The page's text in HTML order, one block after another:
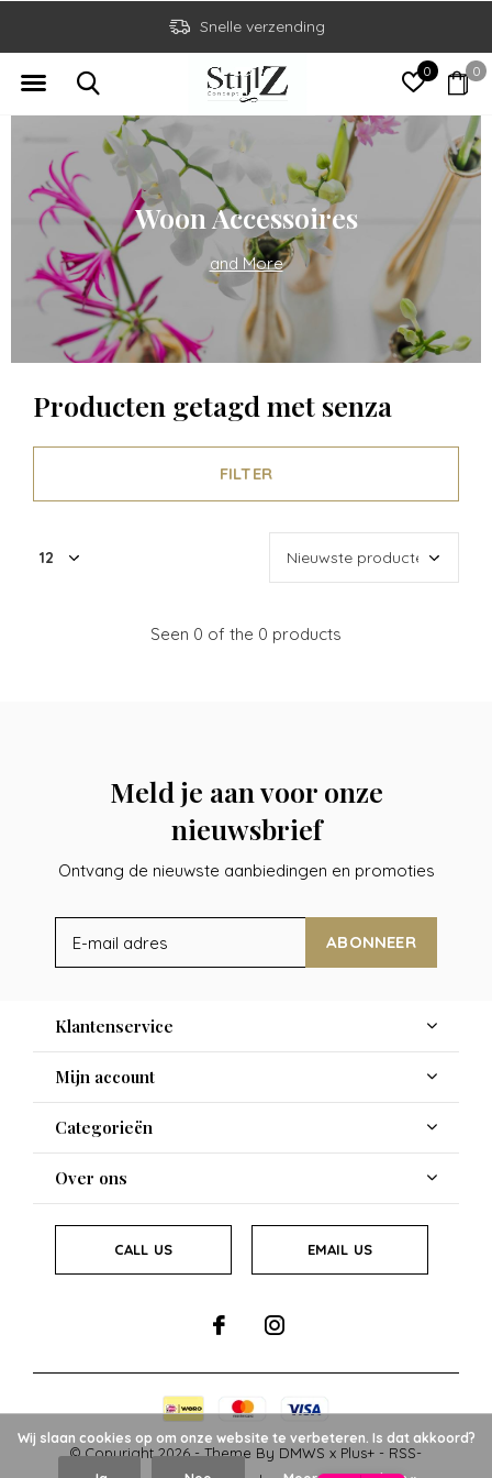
0 0
Snelle verzending
Woon Accessoires
and More
Producten getagd met senza
FILTER
Seen 0 of the 0 products
Meld je aan voor onze
nieuwsbrief
Ontvang de nieuwste aanbiedingen en promoties
ABONNEER
Klantenservice
Mijn account
Categorieën
Over ons
CALL US EMAIL US
© Copyright2026- Theme By DMWS x Plus+ - RSS-
Wij slaan cookies op om onze website te verbeteren. Is dat akkoord?